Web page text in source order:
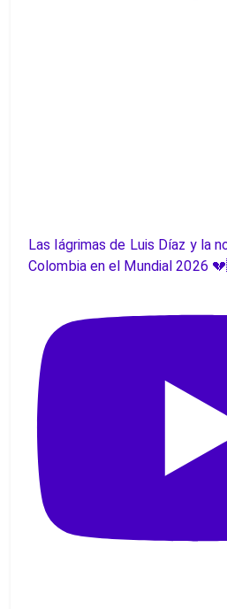
Las lágrimas de Luis Díaz y la
Colombia en el Mundial 2026